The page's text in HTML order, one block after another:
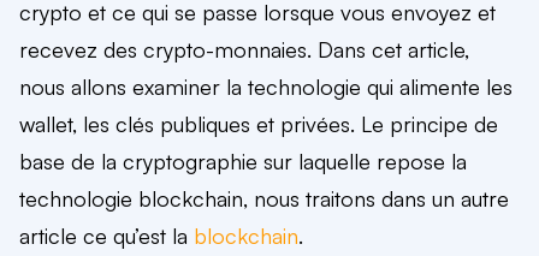
crypto et ce qui se passe lorsque vous envoyez et
recevez des crypto-monnaies. Dans cet article,
nous allons examiner la technologie qui alimente les
wallet, les clés publiques et privées. Le principe de
base de la cryptographie sur laquelle repose la
technologie blockchain, nous traitons dans un autre
article ce qu’est la blockchain.